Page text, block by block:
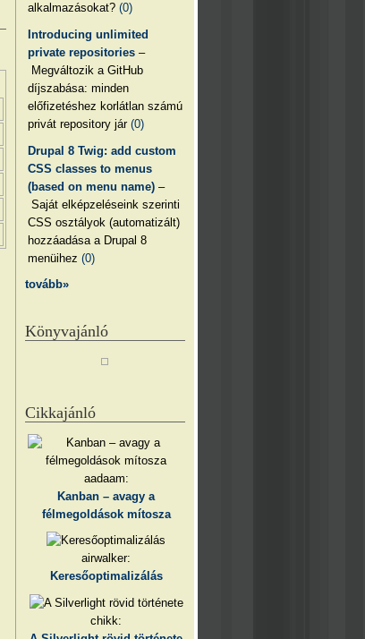
alkalmazásokat?(0)
Introducing unlimited
private repositories –
Megváltozik a GitHub
díjszabása: minden
előfizetéshez korlátlan számú
privát repository jár(0)
Drupal 8 Twig: add custom
CSS classes to menus
(based on menu name) –
Saját elképzeléseink szerinti
CSS osztályok (automatizált)
hozzáadása a Drupal 8
menüihez(0)
tovább»
Könyvajánló
Cikkajánló
aadaam:
Kanban – avagy a
félmegoldások mítosza
airwalker:
Keresőoptimalizálás
chikk: